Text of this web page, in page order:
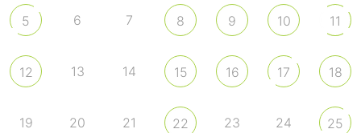
5 6 7 8 9 10 11
12 13 14 15 16 17 18
19 20 21 22 23 24 25